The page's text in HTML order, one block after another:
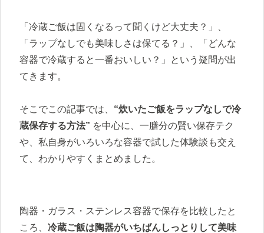
「冷蔵ご飯は固くなるって聞くけど大丈夫？」、
「ラップなしでも美味しさは保てる？」、「どんな
容器で冷蔵すると一番おいしい？」という疑問が出
てきます。
そこでこの記事では、 “炊いたご飯をラップなしで冷
蔵保存する方法” を中心に、一膳分の賢い保存テク
や、私自身がいろいろな容器で試した体験談も交え
て、わかりやすくまとめました。
陶器・ガラス・ステンレス容器で保存を比較したと
ころ、 冷蔵ご飯は陶器がいちばんしっとりして美味